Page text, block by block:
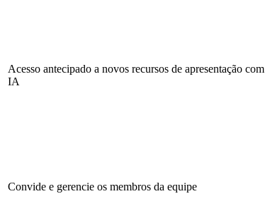
Acesso antecipado a novos recursos de apresentação com
IA
Convide e gerencie os membros da equipe